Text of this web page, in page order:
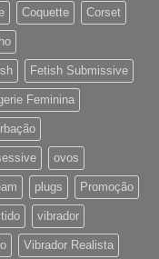
Coquette Corset
Fetish Submissive
Feminina
ovos
plugs Promoção
vibrador
Vibrador Realista